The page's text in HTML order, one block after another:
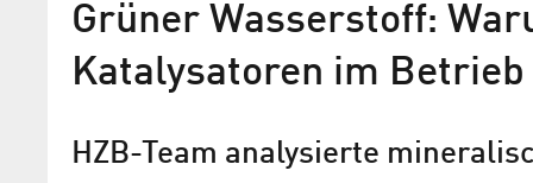
Grüner Wasserstoff:
Katalysatoren im Betrieb
HZB-Team analysierte